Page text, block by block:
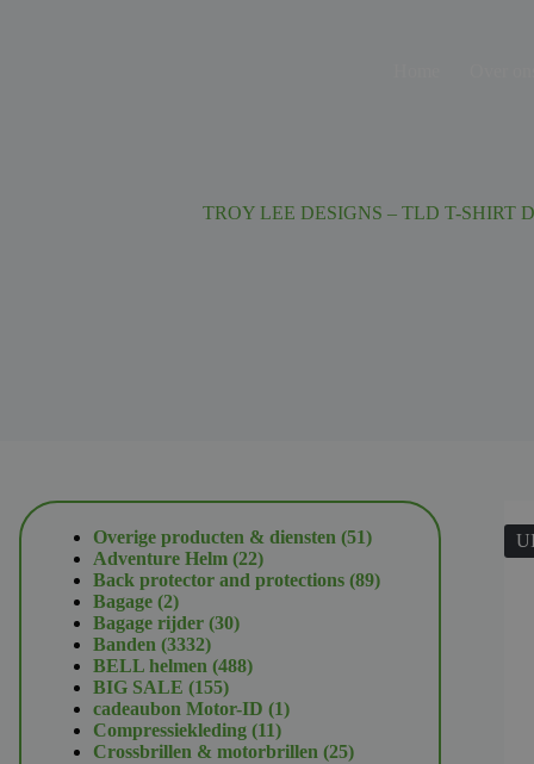
TROY LEE DESIGNS – TLD T-SHIRT
Overige producten & diensten 5151
Adventure Helm 2222
producten
Back protector and protections 8989
Bagage 22
producten
Bagage rijder 3030
Banden 33323332
producten
BELL helmen 488488
BIG SALE 155155
producten
cadeaubon Motor-ID 11
Compressiekleding 1111
producten
Crossbrillen & motorbrillen 2525